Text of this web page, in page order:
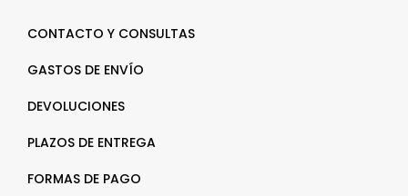
CONTACTO Y CONSULTAS
GASTOS DE ENVÍO
DEVOLUCIONES
PLAZOS DE ENTREGA
FORMAS DE PAGO